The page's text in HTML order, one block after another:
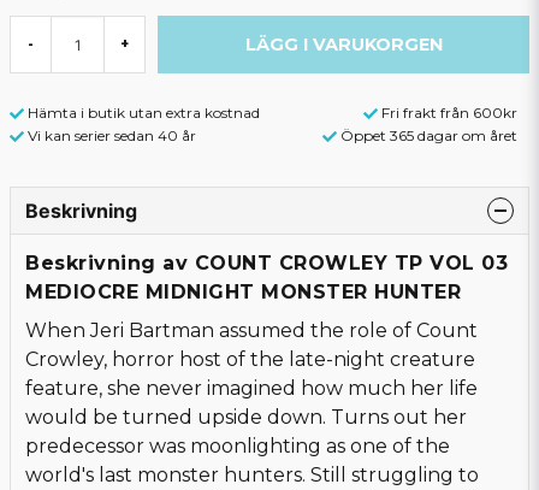
- + LÄGG I VARUKORGEN
Hämta i butik utan extra kostnad
Fri frakt från 600kr
Vi kan serier sedan 40 år
Öppet 365 dagar om året
Beskrivning
Beskrivning av COUNT CROWLEY TP VOL 03
MEDIOCRE MIDNIGHT MONSTER HUNTER
When Jeri Bartman assumed the role of Count
Crowley, horror host of the late-night creature
feature, she never imagined how much her life
would be turned upside down. Turns out her
predecessor was moonlighting as one of the
world's last monster hunters. Still struggling to